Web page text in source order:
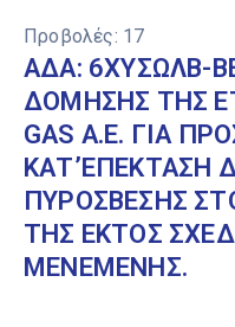
Προβολές: 17
ΑΔΑ: 6ΧΥΣΩΛΒ-
ΔΟΜΗΣΗΣ ΤΗΣ
GAS A.E. ΓΙΑ
ΚΑΤ’ΕΠΕΚΤΑΣΗ
ΠΥΡΟΣΒΕΣΗΣ
ΤΗΣ ΕΚΤΟΣ
ΜΕΝΕΜΕΝΗΣ.